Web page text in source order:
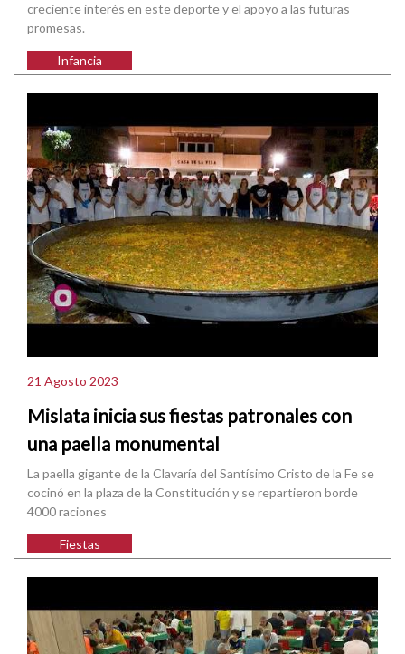
creciente interés en este deporte y el apoyo a las futuras
promesas.
Infancia
21 Agosto 2023
Mislata inicia sus fiestas patronales con
una paella monumental
La paella gigante de la Clavaría del Santísimo Cristo de la Fe se
cocinó en la plaza de la Constitución y se repartieron borde
4000 raciones
Fiestas